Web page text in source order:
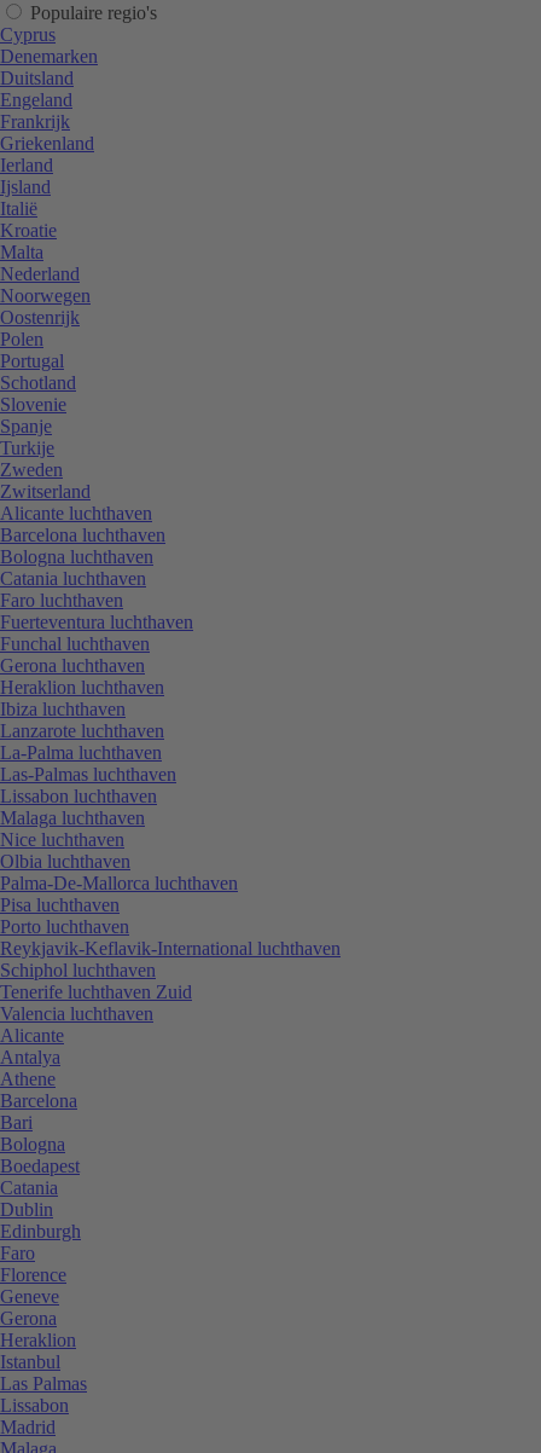
Populaire regio's
Cyprus
Denemarken
Duitsland
Engeland
Frankrijk
Griekenland
Ierland
Ijsland
Italië
Kroatie
Malta
Nederland
Noorwegen
Oostenrijk
Polen
Portugal
Schotland
Slovenie
Spanje
Turkije
Zweden
Zwitserland
Alicante luchthaven
Barcelona luchthaven
Bologna luchthaven
Catania luchthaven
Faro luchthaven
Fuerteventura luchthaven
Funchal luchthaven
Gerona luchthaven
Heraklion luchthaven
Ibiza luchthaven
Lanzarote luchthaven
La-Palma luchthaven
Las-Palmas luchthaven
Lissabon luchthaven
Malaga luchthaven
Nice luchthaven
Olbia luchthaven
Palma-De-Mallorca luchthaven
Pisa luchthaven
Porto luchthaven
Reykjavik-Keflavik-International luchthaven
Schiphol luchthaven
Tenerife luchthaven Zuid
Valencia luchthaven
Alicante
Antalya
Athene
Barcelona
Bari
Bologna
Boedapest
Catania
Dublin
Edinburgh
Faro
Florence
Geneve
Gerona
Heraklion
Istanbul
Las Palmas
Lissabon
Madrid
Malaga